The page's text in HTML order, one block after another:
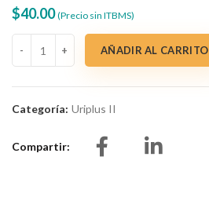
$40.00 (Precio sin ITBMS)
Tiras de orina vet 14G cantidad
AÑADIR AL CARRITO
Categoría: Uriplus II
Compartir